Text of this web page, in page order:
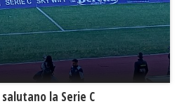
la Serie C